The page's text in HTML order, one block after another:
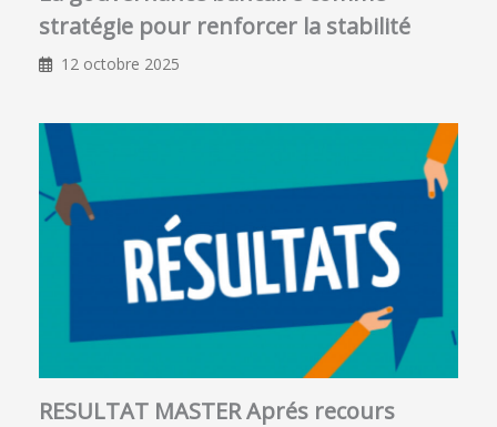
stratégie pour renforcer la stabilité
12 octobre 2025
RESULTAT MASTER Aprés recours